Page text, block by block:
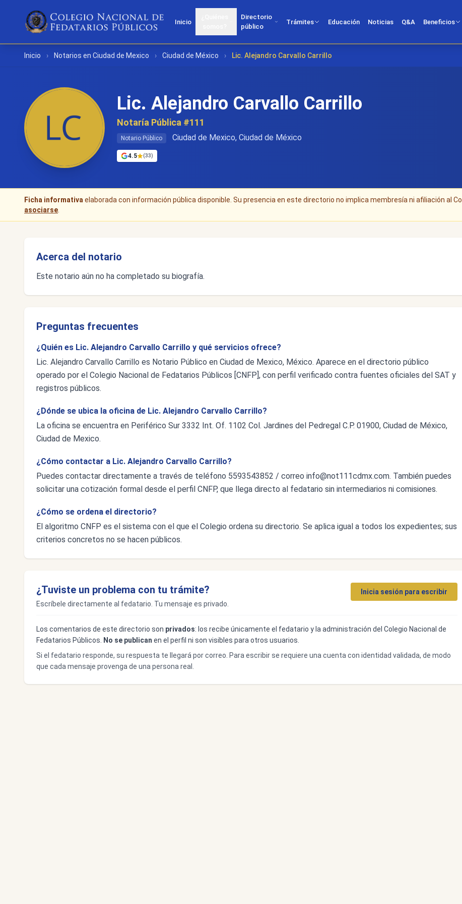
Inicio
Directorio
público
Trámites Educación Noticias Q&A Beneficios
Inicio › Notarios en Ciudad de Mexico › Ciudad de México › Lic. Alejandro Carvallo Carrillo
Lic. Alejandro Carvallo Carrillo
Notaría Pública #111
Notario Público Ciudad de Mexico, Ciudad de México
4.5 (33)
Ficha informativa elaborada con información pública disponible. Su presencia en este directorio no implica membresía ni afiliación al
asociarse
Acerca del notario
Este notario aún no ha completado su biografía.
Preguntas frecuentes
¿Quién es Lic. Alejandro Carvallo Carrillo y qué servicios ofrece?
Lic. Alejandro Carvallo Carrillo es Notario Público en Ciudad de Mexico, México. Aparece en el directorio público
operado por el Colegio Nacional de Fedatarios Públicos [CNFP], con perfil verificado contra fuentes oficiales del SAT y
registros públicos.
¿Dónde se ubica la oficina de Lic. Alejandro Carvallo Carrillo?
La oficina se encuentra en Periférico Sur 3332 Int. Of. 1102 Col. Jardines del Pedregal C.P. 01900, Ciudad de México,
Ciudad de Mexico.
¿Cómo contactar a Lic. Alejandro Carvallo Carrillo?
Puedes contactar directamente a través de teléfono 5593543852 / correo info@not111cdmx.com. También puedes
solicitar una cotización formal desde el perfil CNFP, que llega directo al fedatario sin intermediarios ni comisiones.
¿Cómo se ordena el directorio?
El algoritmo CNFP es el sistema con el que el Colegio ordena su directorio. Se aplica igual a todos los expedientes; sus
criterios concretos no se hacen públicos.
¿Tuviste un problema con tu trámite?
Escríbele directamente al fedatario. Tu mensaje es privado.
Inicia sesión para escribir
Los comentarios de este directorio son privados: los recibe únicamente el fedatario y la administración del Colegio Nacional de
Fedatarios Públicos.
No se publican en el perfil ni son visibles para otros usuarios.
Si el fedatario responde, su respuesta te llegará por correo. Para escribir se requiere una cuenta con identidad validada, de modo
que cada mensaje provenga de una persona real.